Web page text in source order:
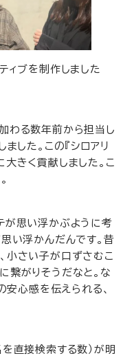
ィブを制作しました
わる数年前から担当し
ました。この『シロアリ
きく貢献しました。こ
が思い浮かぶように考
い浮かんだんです。昔
小さい子が口ずさむこ
繋がりそうだなと。な
安心感を伝えられる、
直接検索する数）が明